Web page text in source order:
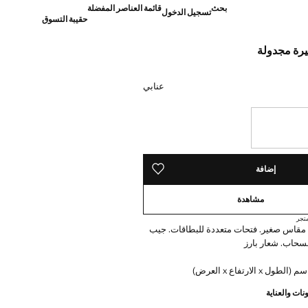
بحثتسجيل الدخولقائمة العناصر المفضلة
حقيبة التسوق
مجدولة
عنابي
إضافة حفظه في قائمة منتجاتك المفضلة
مشاهدة
صغير. فتحات متعددة للبطاقات. جيب
شعار بارز
والعناية